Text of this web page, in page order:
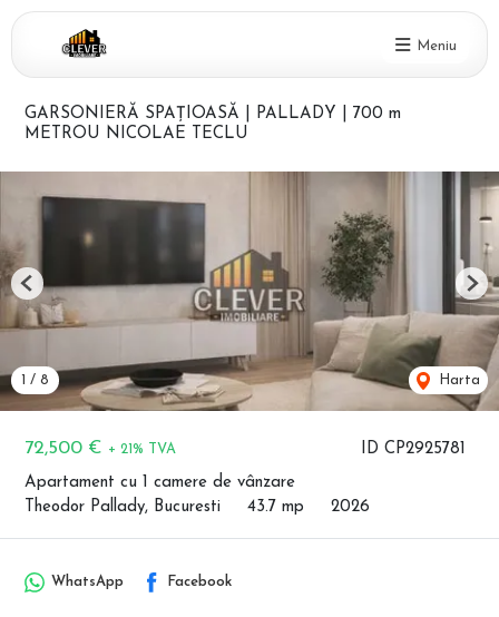
Meniu
GARSONIERĂ SPAȚIOASĂ | PALLADY | 700 m
METROU NICOLAE TECLU
ID CP2925781
72,500 € + 21% TVA
Apartament cu 1 camere de vânzare
Theodor Pallady, Bucuresti
43.7 mp 2026
1 / 8 Harta
Previous
WhatsApp Facebook